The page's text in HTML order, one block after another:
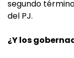
segundo
del PJ.
¿Y los